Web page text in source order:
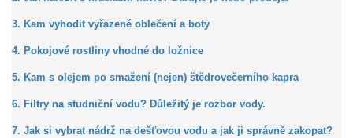
3. Kam vyhodit vyřazené oblečení a boty
4. Pokojové rostliny vhodné do ložnice
5. Kam s olejem po smažení (nejen) štědrovečerního kapra
6. Filtry na studniční vodu? Důležitý je rozbor vody.
7. Jak si vybrat nádrž na dešťovou vodu a jak ji správně zakopat?